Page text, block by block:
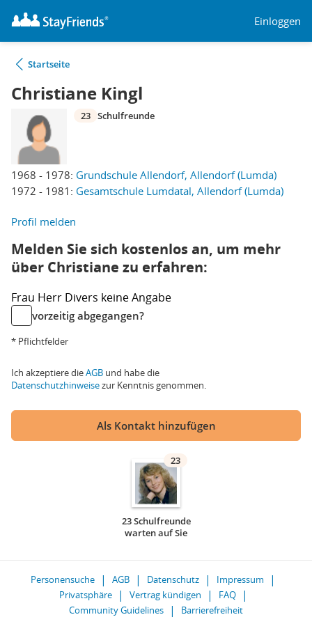
Einloggen
Startseite
Christiane Kingl
1968 - 1978: Grundschule Allendorf, Allendorf (Lumda)
1972 - 1981: Gesamtschule Lumdatal, Allendorf (Lumda)
23 Schulfreunde
Profil melden
Melden Sie sich kostenlos an, um mehr
über Christiane zu erfahren:
Frau Herr Divers keine Angabe
vorzeitig abgegangen?
* Pflichtfelder
Ich akzeptiere dieAGB und habe die
Datenschutzhinweisezur Kenntnis genommen.
Als Kontakt hinzufügen
23
23 Schulfreunde
warten auf Sie
Personensuche AGB Datenschutz
Impressum
Privatsphäre
Vertrag kündigen
FAQ
Community Guidelines
Barrierefreiheit